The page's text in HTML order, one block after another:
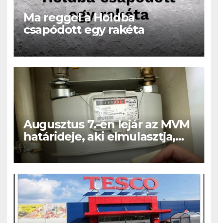
Ma reggel a Holdba
csapódott egy rakéta
Augusztus 7.-én lejár az MVM
határideje, aki elmulasztja,
nagy bajba kerülhet!